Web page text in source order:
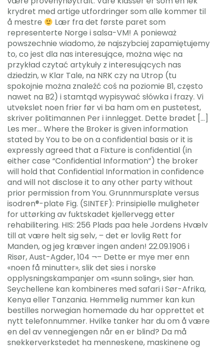
krydret med artige utfordringer som alle kommer til
å mestre
Lær fra det første paret som
representerte Norge i salsa-VM! A ponieważ
powszechnie wiadomo, że najszybciej zapamiętujemy
to, co jest dla nas interesujące, można więc na
przykład czytać artykuły z interesujących nas
dziedzin, w Klar Tale, na NRK czy na Utrop (tu
spokojnie można znaleźć coś na poziomie B1, często
nawet na B2) i stamtąd wypisywać słówka i frazy. Vi
utvekslet noen frier før vi ba ham om en pustetest,
skriver politimannen Per i innlegget. Dette brødet […]
Les mer… Where the Broker is given information
stated by You to be on a confidential basis or it is
expressly agreed that a Fixture is confidential (in
either case “Confidential Information”) the broker
will hold that Confidential Information in confidence
and will not disclose it to any other party without
prior permission from You. Grunnmursplate versus
isodren®-plate Fig. (SINTEF): Prinsipielle muligheter
for uttørking av fuktskadet kjellervegg etter
rehabilitering. HIS: 256 Plads paa hele Jordens Hvælv
till at være helt sig selv, – det er lovlig Rett for
Manden, og jeg kræver ingen anden! 22.09.1906 i
Risør, Aust-Agder, 104 ¬– Dette er mye mer enn
«noen få minutter», slik det sies i norske
opplysningskampanjer om «sunn soling», sier han.
Seychellene kan kombineres med safari i Sør-Afrika,
Kenya eller Tanzania. Hemmelig nummer kan kun
bestilles norwegian homemade du har opprettet et
nytt telefonnummer. Hvilke tanker har du om å være
en del av vennegjengen når en er blind? Da må
snekkerverkstedet ha menneskene, maskinene og